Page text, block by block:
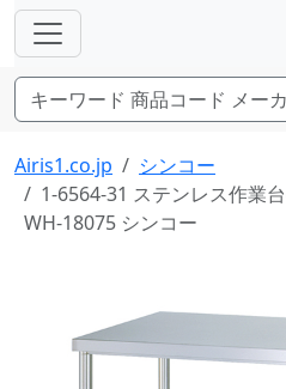
Airis1.co.jp
シンコー
1-6564-31 ステンレス作業
WH-18075 シンコー